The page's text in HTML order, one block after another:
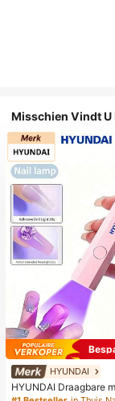
Misschien Vindt U
HYUNDAI
HYUNDAI Draagbare
ger, oplaadbare